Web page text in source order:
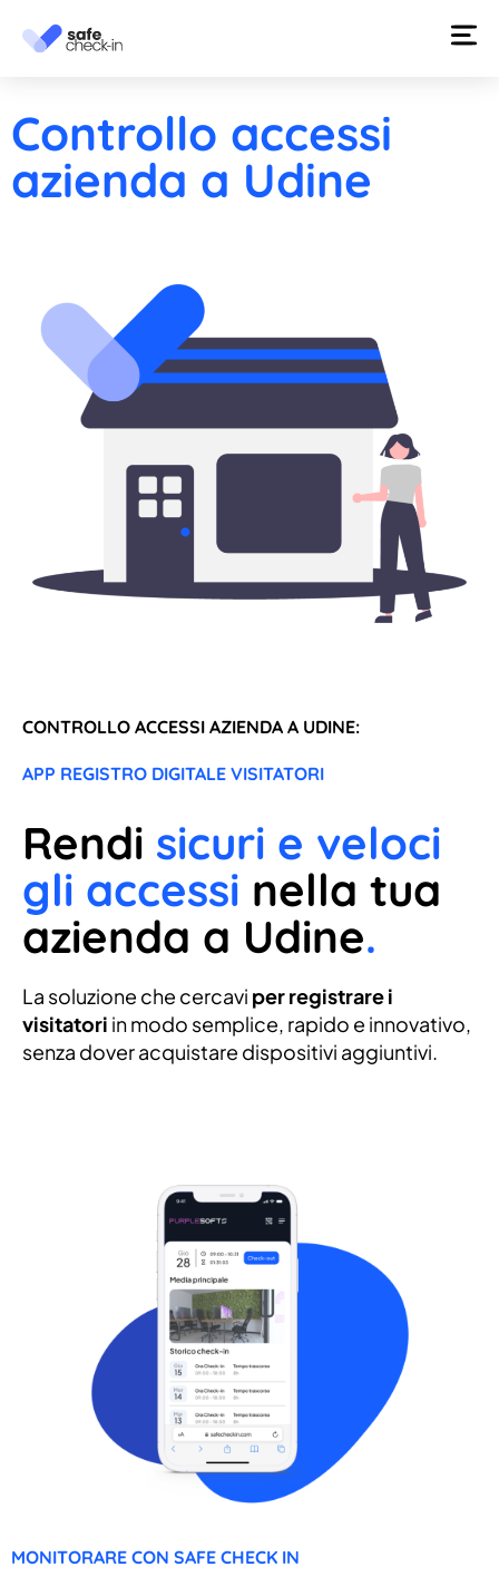
Controllo accessi
azienda a Udine
CONTROLLO ACCESSI AZIENDA A UDINE:
APP REGISTRO DIGITALE VISITATORI
Rendi sicuri e veloci
gli accessi nella tua
azienda a Udine.
La soluzione che cercavi per registrare i
visitatori in modo semplice, rapido e innovativo,
senza dover acquistare dispositivi aggiuntivi.
MONITORARE CON SAFE CHECK IN